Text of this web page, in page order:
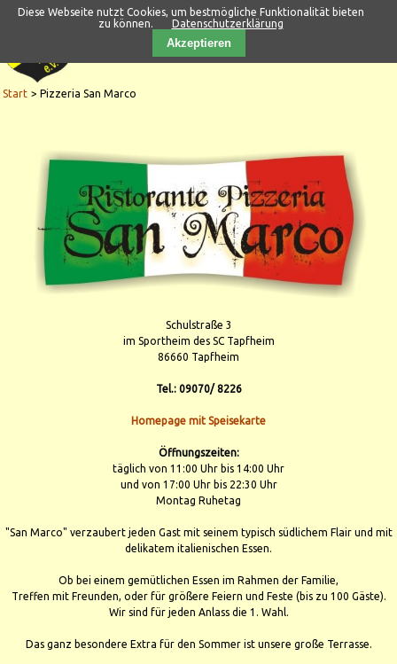
Start Pizzeria San Marco
Schulstraße 3
im Sportheim des SC Tapfheim
86660 Tapfheim
Tel.: 09070/ 8226
Homepage mit Speisekarte
Öffnungszeiten:
täglich von 11:00 Uhr bis 14:00 Uhr
und von 17:00 Uhr bis 22:30 Uhr
Montag Ruhetag
"San Marco" verzaubert jeden Gast mit seinem typisch südlichem Flair und mit
delikatem italienischen Essen.
Ob bei einem gemütlichen Essen im Rahmen der Familie,
Treffen mit Freunden, oder für größere Feiern und Feste (bis zu 100 Gäste).
Wir sind für jeden Anlass die 1. Wahl.
Das ganz besondere Extra für den Sommer ist unsere große Terrasse.
Diese Webseite nutzt Cookies, um bestmögliche Funktionalität bieten
zu können.
Datenschutzerklärung
Akzeptieren